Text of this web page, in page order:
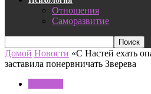
Отношения
Саморазвитие
Домой Новости «С Настей ехать
заставила понервничать Зверева